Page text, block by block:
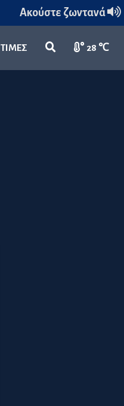
Ακούστε ζωντανά
ΤΙΜΕΣ 28 ℃